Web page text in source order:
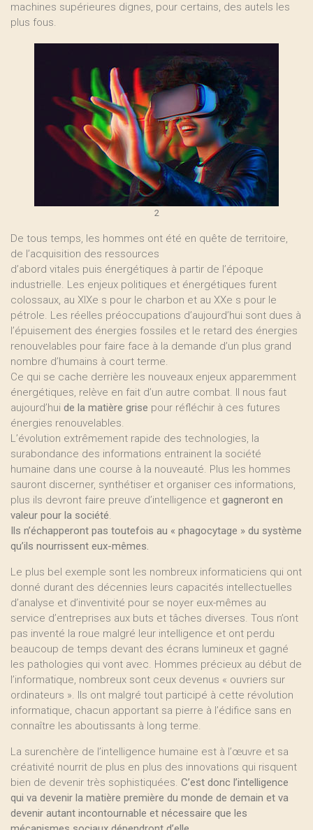
machines supérieures dignes, pour certains, des autels les
plus fous.
2
De tous temps, les hommes ont été en quête de territoire,
de l’acquisition des ressources
d’abord vitales puis énergétiques à partir de l’époque
industrielle. Les enjeux politiques et énergétiques furent
colossaux, au XIXe s pour le charbon et au XXe s pour le
pétrole. Les réelles préoccupations d’aujourd’hui sont dues à
l’épuisement des énergies fossiles et le retard des énergies
renouvelables pour faire face à la demande d’un plus grand
nombre d’humains à court terme.
Ce qui se cache derrière les nouveaux enjeux apparemment
énergétiques, relève en fait d’un autre combat. Il nous faut
aujourd’hui de la matière grise pour réfléchir à ces futures
énergies renouvelables.
L’évolution extrêmement rapide des technologies, la
surabondance des informations entrainent la société
humaine dans une course à la nouveauté. Plus les hommes
sauront discerner, synthétiser et organiser ces informations,
plus ils devront faire preuve d’intelligence et gagneront en
valeur pour la société.
Ils n’échapperont pas toutefois au « phagocytage » du système
qu’ils nourrissent eux-mêmes.
Le plus bel exemple sont les nombreux informaticiens qui ont
donné durant des décennies leurs capacités intellectuelles
d’analyse et d’inventivité pour se noyer eux-mêmes au
service d’entreprises aux buts et tâches diverses. Tous n’ont
pas inventé la roue malgré leur intelligence et ont perdu
beaucoup de temps devant des écrans lumineux et gagné
les pathologies qui vont avec. Hommes précieux au début de
l’informatique, nombreux sont ceux devenus « ouvriers sur
ordinateurs ». Ils ont malgré tout participé à cette révolution
informatique, chacun apportant sa pierre à l’édifice sans en
connaître les aboutissants à long terme.
La surenchère de l’intelligence humaine est à l’œuvre et sa
créativité nourrit de plus en plus des innovations qui risquent
bien de devenir très sophistiquées. C’est donc l’intelligence
qui va devenir la matière première du monde de demain et va
devenir autant incontournable et nécessaire que les